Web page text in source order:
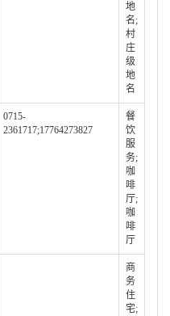
地
名;
村
庄
级
地
名
0715-
2361717;17764273827
餐
饮
服
务;
咖
啡
厅;
咖
啡
厅
商
务
住
宅;